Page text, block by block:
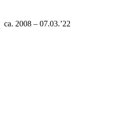
ca. 2008 – 07.03.’22